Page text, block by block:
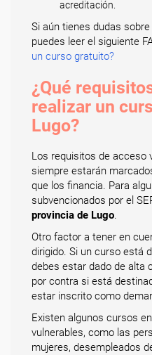
acreditación.
Si aún tienes dudas
puedes leer el siguiente
un curso gratuito?
¿Qué
realizar un
Lugo?
Los requisitos de acceso
siempre estarán
que los financia. Para
subvencionados por el
provincia de Lugo.
Otro factor a tener en
dirigido. Si un curso está
debes estar dado de alta
por contra si está
estar inscrito como
Existen algunos cursos
vulnerables, como las
mujeres, desempleados